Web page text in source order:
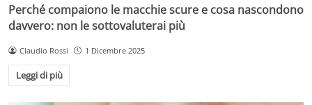
Perché compaiono le macchie scure e cosa nascondono
davvero: non le sottovaluterai più
Claudio Rossi 1 Dicembre 2025
Leggi di più